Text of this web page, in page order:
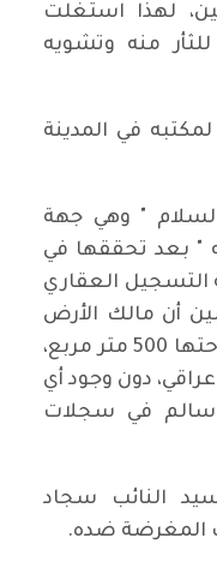
لهذا استغلت
منه وتشويه
في المدينة
" وهي جهة
" بعد تحققها في
التسجيل العقاري
2024، والتي تبين أن مالك الأرض
هو وليد سليم علي، وتبلغ مساحتها 500 متر مربع،
دينار عراقي، دون وجود أي
سالم في سجلات
النائب سجاد
المغرضة ضده.